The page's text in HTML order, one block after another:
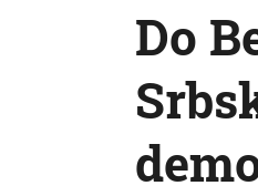
Do